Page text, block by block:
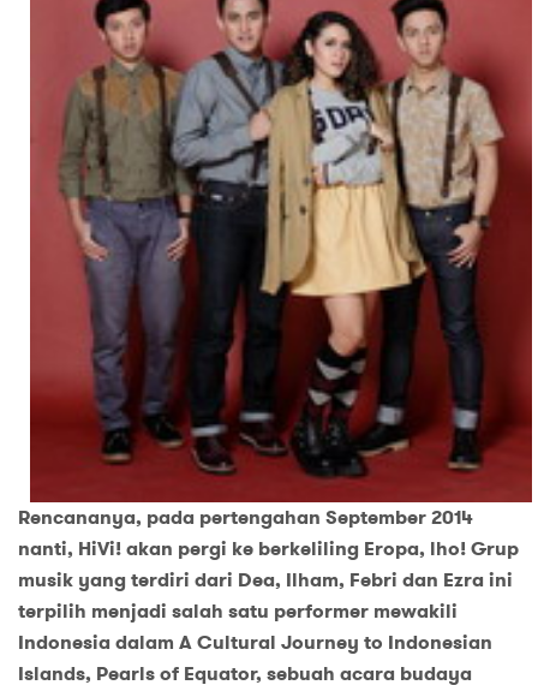
Rencananya, pada pertengahan September 2014
nanti, HiVi! akan pergi ke berkeliling Eropa, lho! Grup
musik yang terdiri dari Dea, Ilham, Febri dan Ezra ini
terpilih menjadi salah satu performer mewakili
Indonesia dalam A Cultural Journey to Indonesian
Islands, Pearls of Equator, sebuah acara budaya